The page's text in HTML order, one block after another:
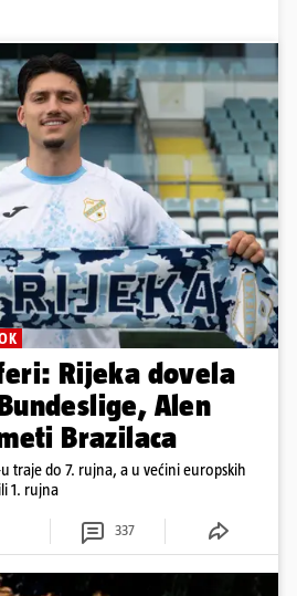
Rijeka dovela
Alen
Brazilaca
traje do 7. rujna, a u većini europskih
1. rujna
337